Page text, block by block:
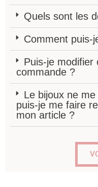
Quels sont les
Comment puis-
Puis-je modifier
commande ?
Le bijoux ne
puis-je me faire
mon article ?